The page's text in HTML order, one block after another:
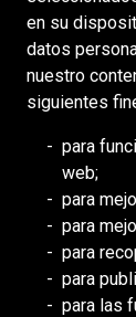
en su
datos
nuestro
siguientes
para
web;
para
para
para
para
para las
Portal para
Política de cookies
DEILMANN
Consejo de
Consejo de DDHH
Asociación